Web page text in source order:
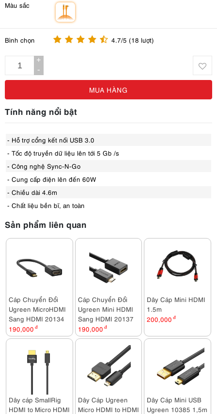
Màu sắc
Bình chọn 4.7/5 (18 lượt)
+
-
MUA HÀNG
Tính năng nổi bật
- Hỗ trợ cổng kết nối USB 3.0
- Tốc độ truyền dữ liệu lên tới 5 Gb /s
- Công nghệ Sync-N-Go
- Cung cấp điện lên đến 60W
- Chiều dài 4.6m
- Chất liệu bền bĩ, an toàn
Sản phẩm liên quan
Cáp Chuyển Đổi
Ugreen MicroHDMI
Sang HDMI 20134
190,000 đ
Cáp Chuyển Đổi
Ugreen Mini HDMI
Sang HDMI 20137
190,000 đ
Dây Cáp Mini HDMI
1.5m
200,000 đ
Dây cáp SmallRig
HDMI to Micro HDMI
Dây Cáp Ugreen
Micro HDMI to HDMI
Dây Cáp Mini USB
Ugreen 10385 1,5m